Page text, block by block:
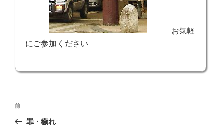
お気軽
にご参加ください
投
前
の
前
罪・穢れ